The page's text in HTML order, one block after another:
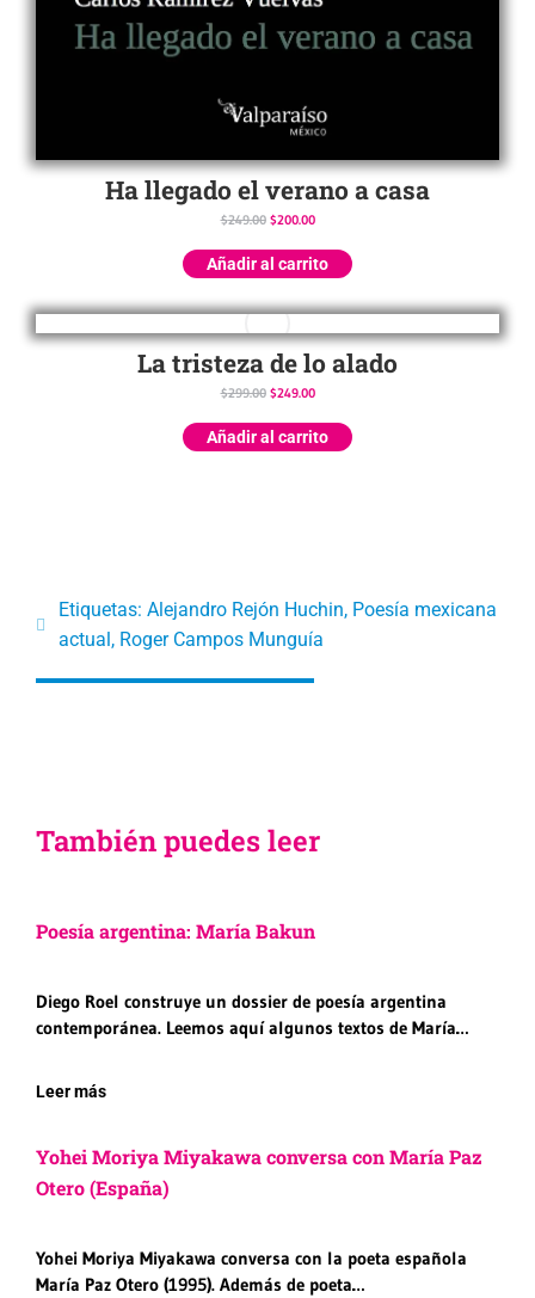
Ha llegado el verano a casa
$249.00 $200.00
Añadir al carrito
La tristeza de lo alado
$299.00 $249.00
Añadir al carrito
Etiquetas: Alejandro Rejón Huchin, Poesía mexicana
actual , Roger Campos Munguía
También puedes leer
Poesía argentina: María Bakun
Diego Roel construye un dossier de poesía argentina
contemporánea. Leemos aquí algunos textos de María…
Leer más
Yohei Moriya Miyakawa conversa con María Paz
Otero (España)
Yohei Moriya Miyakawa conversa con la poeta española
María Paz Otero (1995). Además de poeta…